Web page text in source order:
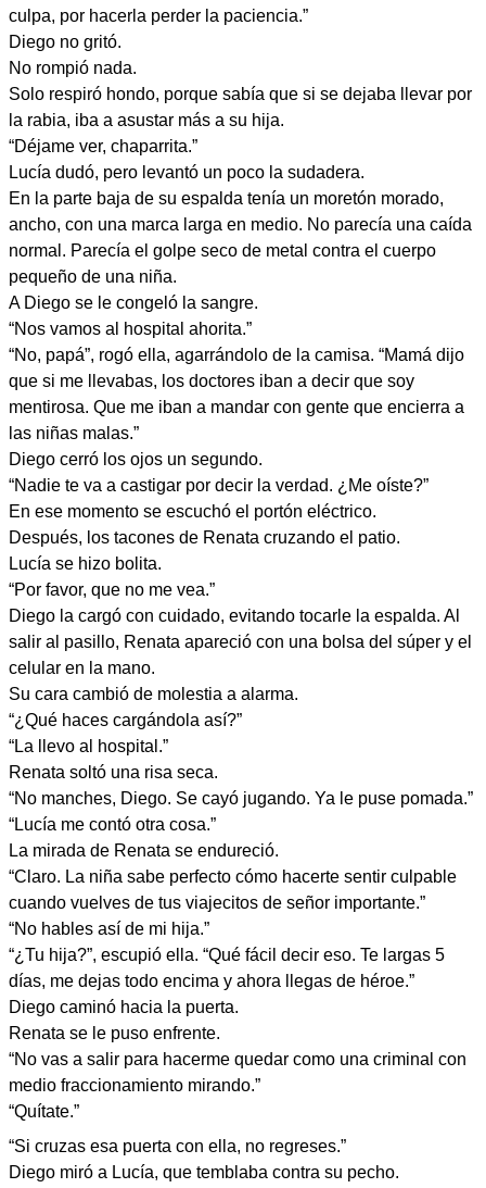
culpa, por hacerla perder la paciencia.”
Diego no gritó.
No rompió nada.
Solo respiró hondo, porque sabía que si se dejaba llevar por
la rabia, iba a asustar más a su hija.
“Déjame ver, chaparrita.”
Lucía dudó, pero levantó un poco la sudadera.
En la parte baja de su espalda tenía un moretón morado,
ancho, con una marca larga en medio. No parecía una caída
normal. Parecía el golpe seco de metal contra el cuerpo
pequeño de una niña.
A Diego se le congeló la sangre.
“Nos vamos al hospital ahorita.”
“No, papá”, rogó ella, agarrándolo de la camisa. “Mamá dijo
que si me llevabas, los doctores iban a decir que soy
mentirosa. Que me iban a mandar con gente que encierra a
las niñas malas.”
Diego cerró los ojos un segundo.
“Nadie te va a castigar por decir la verdad. ¿Me oíste?”
En ese momento se escuchó el portón eléctrico.
Después, los tacones de Renata cruzando el patio.
Lucía se hizo bolita.
“Por favor, que no me vea.”
Diego la cargó con cuidado, evitando tocarle la espalda. Al
salir al pasillo, Renata apareció con una bolsa del súper y el
celular en la mano.
Su cara cambió de molestia a alarma.
“¿Qué haces cargándola así?”
“La llevo al hospital.”
Renata soltó una risa seca.
“No manches, Diego. Se cayó jugando. Ya le puse pomada.”
“Lucía me contó otra cosa.”
La mirada de Renata se endureció.
“Claro. La niña sabe perfecto cómo hacerte sentir culpable
cuando vuelves de tus viajecitos de señor importante.”
“No hables así de mi hija.”
“¿Tu hija?”, escupió ella. “Qué fácil decir eso. Te largas 5
días, me dejas todo encima y ahora llegas de héroe.”
Diego caminó hacia la puerta.
Renata se le puso enfrente.
“No vas a salir para hacerme quedar como una criminal con
medio fraccionamiento mirando.”
“Quítate.”
“Si cruzas esa puerta con ella, no regreses.”
Diego miró a Lucía, que temblaba contra su pecho.